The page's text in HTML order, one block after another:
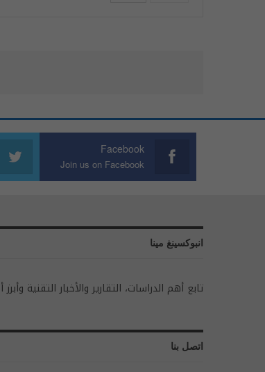
Facebook
Join us on Facebook
انبوكسينغ مينا
تابع أهم الدراسات، التقارير والأخبار التقنية
اتصل بنا